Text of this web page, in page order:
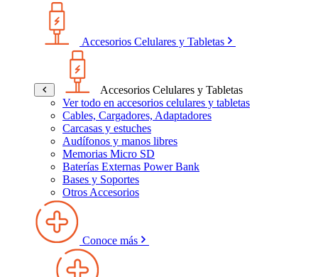
Accesorios Celulares y Tabletas
Accesorios Celulares y Tabletas
Ver todo en accesorios celulares y tabletas
Cables, Cargadores, Adaptadores
Carcasas y estuches
Audífonos y manos libres
Memorias Micro SD
Baterías Externas Power Bank
Bases y Soportes
Otros Accesorios
Conoce más